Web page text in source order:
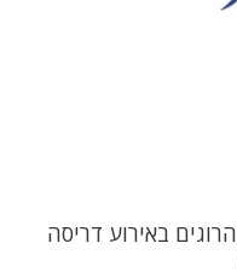
הודו: 116 הרוגים באירוע דריסה